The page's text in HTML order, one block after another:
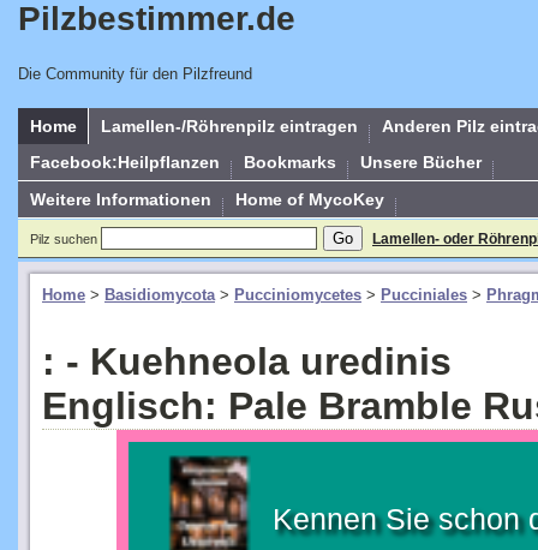
Pilzbestimmer.de
Die Community für den Pilzfreund
Home Lamellen-/Röhrenpilz eintragen
Anderen Pilz
Facebook:Heilpflanzen
Bookmarks
Unsere Bücher
Weitere Informationen
Home of MycoKey
Pilz suchen Lamellen- oder
Home > Basidiomycota> Pucciniomycetes > Pucciniales >
: - Kuehneola uredinis
Englisch: Pale Bramble
Kennen Sie schon